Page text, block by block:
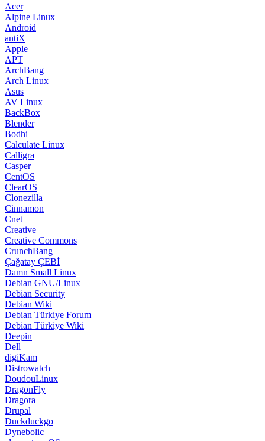
Acer
Alpine Linux
Android
antiX
Apple
APT
ArchBang
Arch Linux
Asus
AV Linux
BackBox
Blender
Bodhi
Calculate Linux
Calligra
Casper
CentOS
ClearOS
Clonezilla
Cinnamon
Cnet
Creative
Creative Commons
CrunchBang
Çağatay ÇEBİ
Damn Small Linux
Debian GNU/Linux
Debian Security
Debian Wiki
Debian Türkiye Forum
Debian Türkiye Wiki
Deepin
Dell
digiKam
Distrowatch
DoudouLinux
DragonFly
Dragora
Drupal
Duckduckgo
Dynebolic